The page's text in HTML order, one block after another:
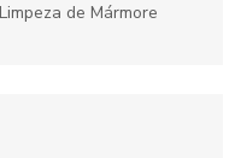
de Mármore